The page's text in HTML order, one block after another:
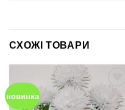
СХОЖІ ТОВАРИ
новинка